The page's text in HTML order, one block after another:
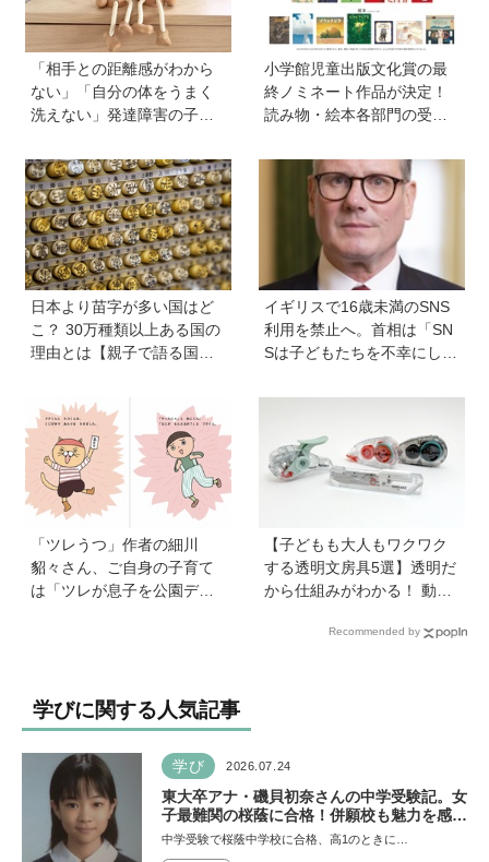
「相手との距離感がわから
ない」「自分の体をうまく
洗えない」発達障害の子ど
と・性教育のポイントは？
【『発達障害の子の性のル
ール』著者に聞いた】
小学館児童出版文化賞の最
終ノミネート作品が決定！
読み物・絵本各部門の受賞
日本より苗字が多い国はど
こ？ 30万種類以上ある国の
理由とは【親子で語る国際
イギリスで16歳未満のSNS
利用を禁止へ。首相は「SN
Sは子どもたちを不幸にして
題】
「ツレうつ」作者の細川
貂々さん、ご自身の子育て
は「ツレが息子を公園デビ
い出のストーリー
【子どもも大人もワクワク
する透明文房具5選】透明だ
から仕組みがわかる！ 動か
Recommended by
学びに関する人気記事
学び 2026.07.24
東大卒アナ・磯貝初奈さんの中学受験記。女
子最難関の桜蔭に合格！併願校も魅力を感じ
た渋渋に。母親の声かけは「睡眠が何より大
中学受験で桜蔭中学校に合格、高1のときに…